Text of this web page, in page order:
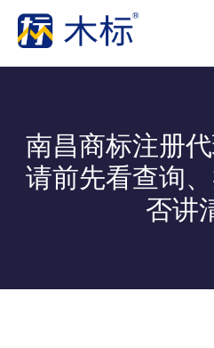
南昌商标注册
请前先看查询
否讲